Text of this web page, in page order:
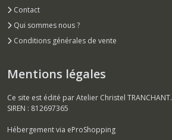
Contact
Qui sommes nous ?
Conditions générales de vente
Mentions légales
Ce site est édité par Atelier Christel TRANCHANT.
SIREN : 812697365
Hébergement via eProShopping